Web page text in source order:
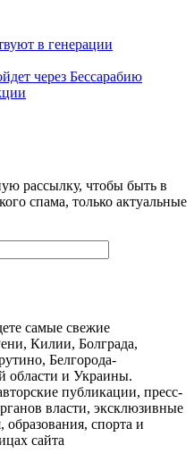
в генерации
через Бессарабию
рассылку, чтобы быть в
спама, только актуальные
самые свежие
Килии, Болграда,
Белгорода-
области и Украины.
публикации, пресс-
власти, эксклюзивные
образования, спорта и
сайта